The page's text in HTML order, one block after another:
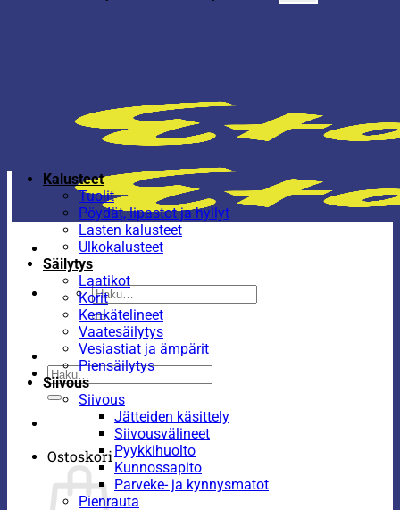
Etsi:
Etsi:
Ostoskori
Kalusteet
Tuolit
Pöydät, lipastot ja hyllyt
Lasten kalusteet
Ulkokalusteet
Säilytys
Laatikot
Korit
Kenkätelineet
Vaatesäilytys
Vesiastiat ja ämpärit
Piensäilytys
Siivous
Siivous
Jätteiden käsittely
Siivousvälineet
Pyykkihuolto
Kunnossapito
Parveke- ja kynnysmatot
Pienrauta